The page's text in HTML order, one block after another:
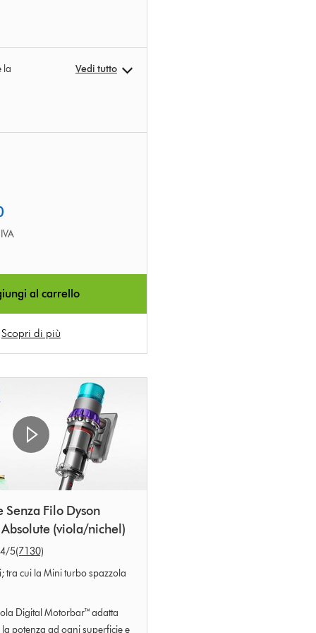
la Vedi tutto
al carrello
Scopri di più
Senza Filo Dyson
(viola/nichel)
/5(7130)
tra cui la Mini turbo spazzola
Digital Motorbar™ adatta
potenza ad ogni superficie e